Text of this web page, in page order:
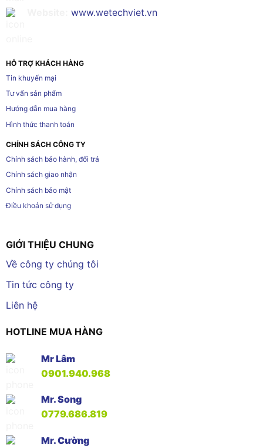
www.wetechviet.vn
HỖ TRỢ KHÁCH HÀNG
Tin khuyến mại
Tư vấn sản phẩm
Hướng dẫn mua hàng
Hình thức thanh toán
CHÍNH SÁCH CÔNG TY
Chính sách bảo hành, đổi trả
Chính sách giao nhận
Chính sách bảo mật
Điều khoản sử dụng
GIỚI THIỆU CHUNG
Về công ty chúng tôi
Tin tức công ty
Liên hệ
HOTLINE MUA HÀNG
Mr Lâm
0901.940.968
Mr. Song
0779.686.819
Mr. Cường